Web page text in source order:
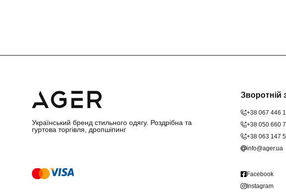
Український бренд стильного одягу. Роздрібна та
гуртова торгівля, дропшіпинг
Зворотній
+38 067 446
+38 050 660
+38 063 147
info@ager.ua
Facebook
Instagram